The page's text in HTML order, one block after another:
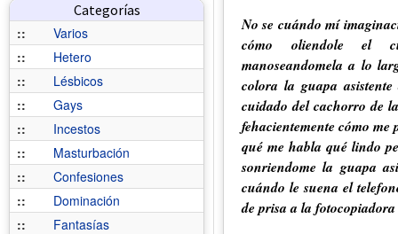
Categorías
::
Varios
::
Hetero
::
Lésbicos
::
Gays
::
Incestos
::
Masturbación
::
Confesiones
::
Dominación
::
Fantasías
No se cuándo mí
cómo oliendole el
manoseandomela a lo
colora la guapa
cuidado del cachorro de
fehacientemente cómo
qué me habla qué lindo
sonriendome la guapa
cuándo le suena el
de prisa a la